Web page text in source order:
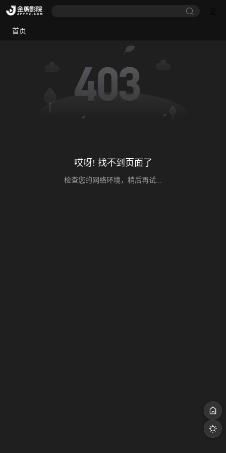
首页
哎呀! 找不到页面了
检查您的网络环境，稍后再试...